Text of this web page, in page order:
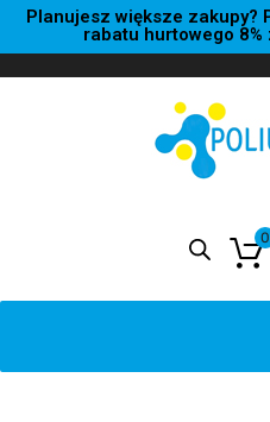
Planujesz większe zakupy?
rabatu hurtowego 8%
0